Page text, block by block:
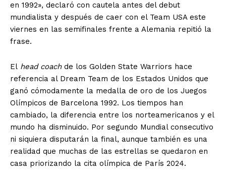
en 1992», declaró con cautela antes del debut
mundialista y después de caer con el Team USA este
viernes en las semifinales frente a Alemania repitió la
frase.
El head coachde los Golden State Warriors hace
referencia al Dream Team de los Estados Unidos que
ganó cómodamente la medalla de oro de los Juegos
Olímpicos de Barcelona 1992. Los tiempos han
cambiado, la diferencia entre los norteamericanos y el
mundo ha disminuido. Por segundo Mundial consecutivo
ni siquiera disputarán la final, aunque también es una
realidad que muchas de las estrellas se quedaron en
casa priorizando la cita olímpica de París 2024.